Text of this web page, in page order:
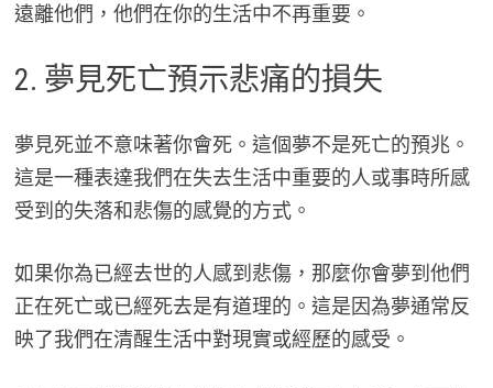
遠離他們，他們在你的生活中不再重要。
2. 夢見死亡預示悲痛的損失
夢見死並不意味著你會死。這個夢不是死亡的預兆。
這是一種表達我們在失去生活中重要的人或事時所感
受到的失落和悲傷的感覺的方式。
如果你為已經去世的人感到悲傷，那麼你會夢到他們
正在死亡或已經死去是有道理的。這是因為夢通常反
映了我們在清醒生活中對現實或經歷的感受。